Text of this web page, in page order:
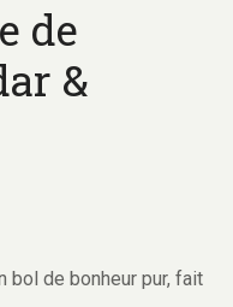
de
&
bol de bonheur pur, fait